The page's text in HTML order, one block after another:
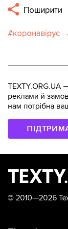
Поширити
коронавірус
TEXTY.ORG.UA
реклами й
нам потрібна
© 2010—2026